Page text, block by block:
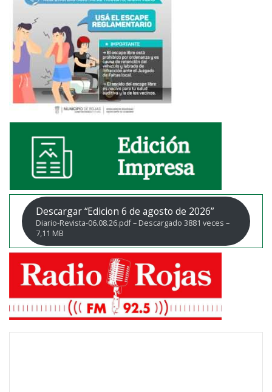
Descargar “Edicion 6 de agosto de 2026”
Diario-Revista-06.08.26.pdf – Descargado 3881 veces –
7,11 MB